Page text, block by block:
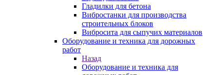
Гладилки для бетона
Вибростанки для производства
строительных блоков
Вибросита для сыпучих материалов
Оборудование и техника для дорожных
работ
Назад
Оборудование и техника для